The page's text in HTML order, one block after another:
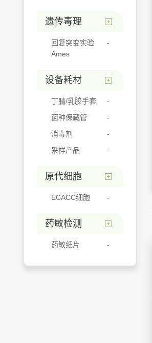
遗传毒理
回复突变实验
Ames
设备耗材
丁腈/乳胶手套
菌种保藏管
消毒剂
采样产品
原代细胞
ECACC细胞
药敏检测
药敏纸片